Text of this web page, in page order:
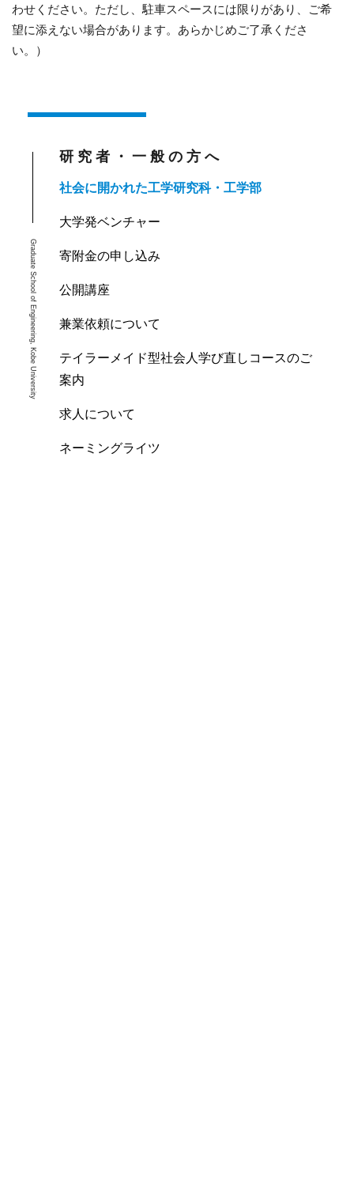
わせください。ただし、駐車スペースには限りがあり、ご希
望に添えない場合があります。あらかじめご了承くださ
い。）
Graduate School of Engineering, Kobe University
研究者・ 一般の方へ
社会に開かれた工学研究科・工学部
大学発ベンチャー
寄附金の申し込み
公開講座
兼業依頼について
テイラーメイド型社会人学び直しコースのご
案内
求人について
ネーミングライツ